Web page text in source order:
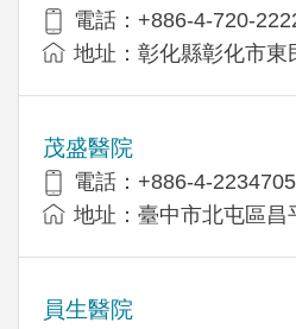
電話：+886-4-720-
地址：彰化縣彰化市東
茂盛醫院
電話：+886-4-
地址：臺中市北屯區昌
員生醫院